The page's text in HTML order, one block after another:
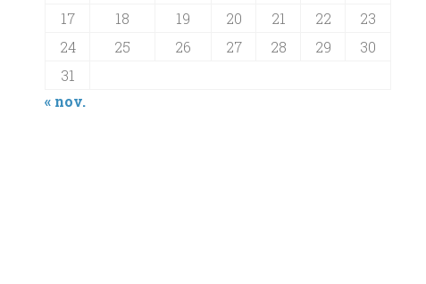
17
18 19 20 21 22
23
24
25 26 27 28 29
30
31
« nov.